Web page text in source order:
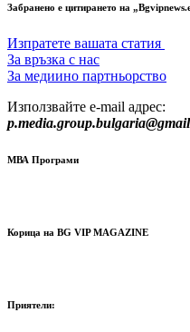
Забранено е цитирането на
Изпратете вашата статия
За връзка с нас
За медиино партньорство
Използвайте e-mail адрес:
МВА Програми
Корица на BG VIP MAGAZINE
Приятели: